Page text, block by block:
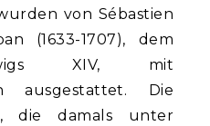
von Sébastien
(1633-1707), dem
XIV, mit
ausgestattet. Die
die damals unter